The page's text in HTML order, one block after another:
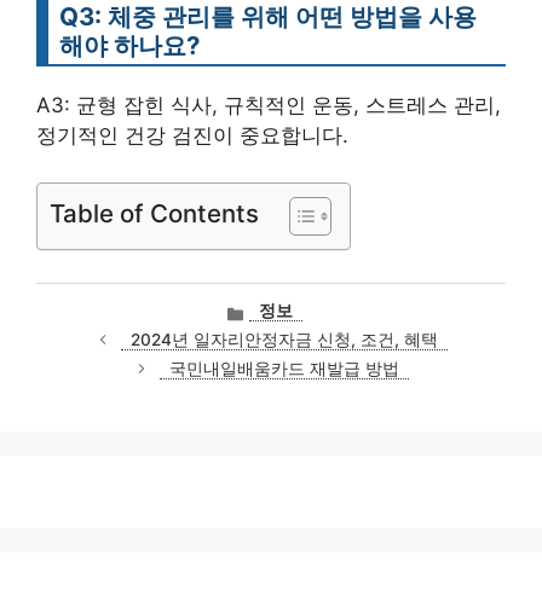
Q3: 체중 관리를 위해 어떤 방법을 사용
해야 하나요?
A3: 균형 잡힌 식사, 규칙적인 운동, 스트레스 관리,
정기적인 건강 검진이 중요합니다.
Table of Contents
카
테
고
리
정보
2024년 일자리안정자금 신청, 조건, 혜택
국민내일배움카드 재발급 방법